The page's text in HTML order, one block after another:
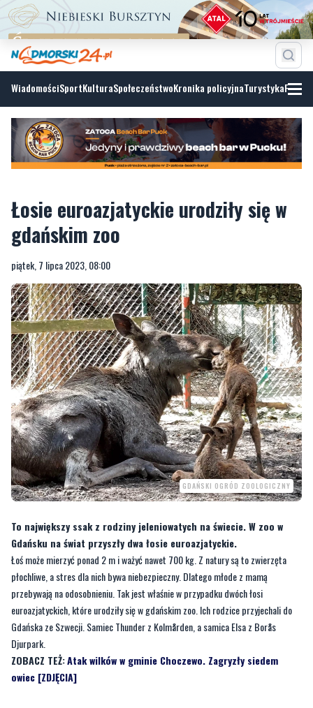
WiadomościSportKulturaSpołeczeństwoKronika policyjnaTurystyka
Łosie euroazjatyckie urodziły się w
gdańskim zoo
piątek, 7 lipca 2023, 08:00
GDAŃSKI OGRÓD ZOOLOGICZNY
To największy ssak z rodziny jeleniowatych na świecie. W zoo w
Gdańsku na świat przyszły dwa łosie euroazjatyckie.
Łoś może mierzyć ponad 2 m i ważyć nawet 700 kg. Z natury są to zwierzęta
płochliwe, a stres dla nich bywa niebezpieczny. Dlatego młode z mamą
przebywają na odosobnieniu. Tak jest właśnie w przypadku dwóch łosi
euroazjatyckich, które urodziły się w gdańskim zoo. Ich rodzice przyjechali do
Gdańska ze Szwecji. Samiec Thunder z Kolmården, a samica Elsa z Borås
Djurpark.
ZOBACZ TEŻ:Atak wilków w gminie Choczewo. Zagryzły siedem
owiec [ZDJĘCIA]